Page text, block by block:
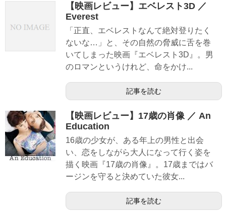
【映画レビュー】エベレスト3D ／
Everest
「正直、エベレストなんて絶対登りたく
ないな…」と、その自然の脅威に舌を巻
いてしまった映画『エベレスト3D』。男
のロマンというけれど、命をかけ...
記事を読む
【映画レビュー】17歳の肖像 ／ An
Education
16歳の少女が、ある年上の男性と出会
い、恋をしながら大人になって行く姿を
描く映画『17歳の肖像』。17歳まではバ
ージンを守ると決めていた彼女...
記事を読む